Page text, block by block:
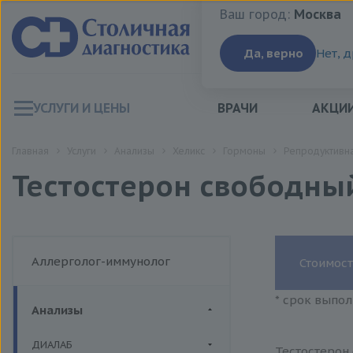
Ваш город:Москва
Ваш город: Москва
Да, верно Нет,
УСЛУГИ И ЦЕНЫ ВРАЧИ
Тестостерон
Аллерголог-иммунолог
Анализы
ДИАЛАБ
* срок